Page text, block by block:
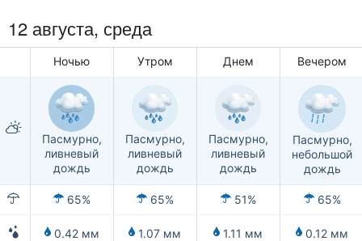
12 августа, среда
Ночью Утром Днем Вечером
Пасмурно,
ливневый
дождь
Пасмурно,
ливневый
дождь
Пасмурно,
ливневый
дождь
Пасмурно,
небольшой
дождь
65% 65% 51% 65%
0.42 мм 1.07 мм 1.11 мм 0.12 мм